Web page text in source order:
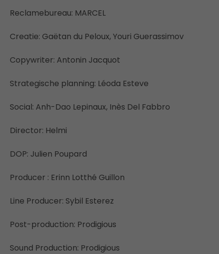
Reclamebureau: MARCEL
Creatie: Gaëtan du Peloux, Youri Guerassimov
Copywriter: Antonin Jacquot
Strategische planning: Léoda Esteve
Social: Anh-Dao Lepinaux, Inès Del Fabbro
Director: Helmi
DOP: Julien Poupard
Producer : Erinn Lotthé Guillon
Line Producer: Sybil Esterez
Post-production: Prodigious
Sound Production: Prodigious